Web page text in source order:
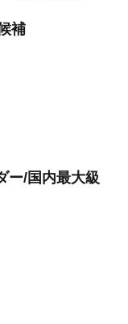
補
ー/国内最大級